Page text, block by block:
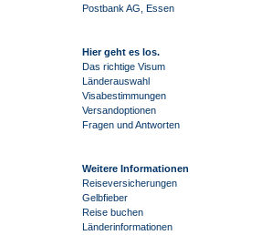
Postbank AG, Essen
Hier geht es los.
Das richtige Visum
Länderauswahl
Visabestimmungen
Versandoptionen
Fragen und Antworten
Weitere Informationen
Reiseversicherungen
Gelbfieber
Reise buchen
Länderinformationen